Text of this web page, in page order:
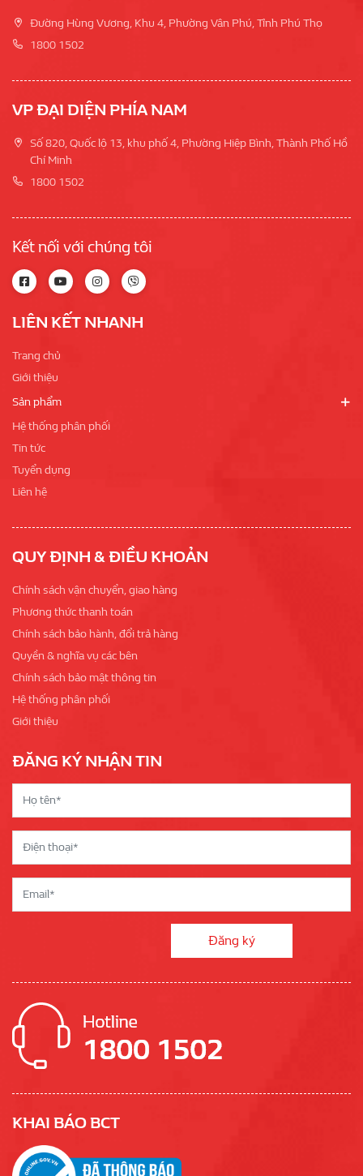
Đường Hùng Vương, Khu 4, Phường Vân Phú, Tỉnh Phú Thọ
1800 1502
VP ĐẠI DIỆN PHÍA NAM
Số 820, Quốc lộ 13, khu phố 4, Phường Hiệp Bình, Thành Phố Hồ
Chí Minh
1800 1502
Kết nối với chúng tôi
LIÊN KẾT NHANH
Trang chủ
Giới thiệu
Sản phẩm
Hệ thống phân phối
Tin tức
Tuyển dụng
Liên hệ
QUY ĐỊNH & ĐIỀU KHOẢN
Chính sách vận chuyển, giao hàng
Phương thức thanh toán
Chính sách bảo hành, đổi trả hàng
Quyền & nghĩa vụ các bên
Chính sách bảo mật thông tin
Hệ thống phân phối
Giới thiệu
ĐĂNG KÝ NHẬN TIN
KHAI BÁO BCT